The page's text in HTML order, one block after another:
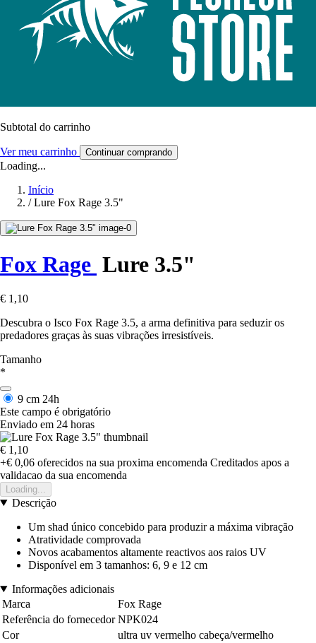
Subtotal do carrinho
Ver meu carrinho Continuar comprando
Loading...
Início
/ Lure Fox Rage 3.5"
Fox Rage Lure 3.5"
€ 1,10
Descubra o Isco Fox Rage 3.5, a arma definitiva para seduzir os
predadores graças às suas vibrações irresistíveis.
Tamanho
*
9 cm 24h
Este campo é obrigatório
Enviado em 24 horas
€ 1,10
+€ 0,06 oferecidos na sua proxima encomenda Creditados apos a
validacao da sua encomenda
Loading...
Descrição
Um shad único concebido para produzir a máxima vibração
Atratividade comprovada
Novos acabamentos altamente reactivos aos raios UV
Disponível em 3 tamanhos: 6, 9 e 12 cm
Informações adicionais
Marca
Fox Rage
Referência do fornecedor NPK024
Cor
ultra uv vermelho cabeça/vermelho